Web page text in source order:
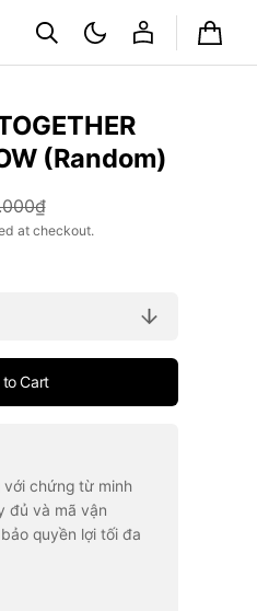
Cart
(Random)
at checkout.
Cart
với chứng từ minh
đủ và mã vận
quyền lợi tối đa